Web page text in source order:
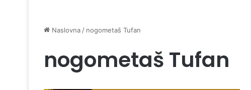
Naslovna / nogometaš Tufan
nogometaš Tufan